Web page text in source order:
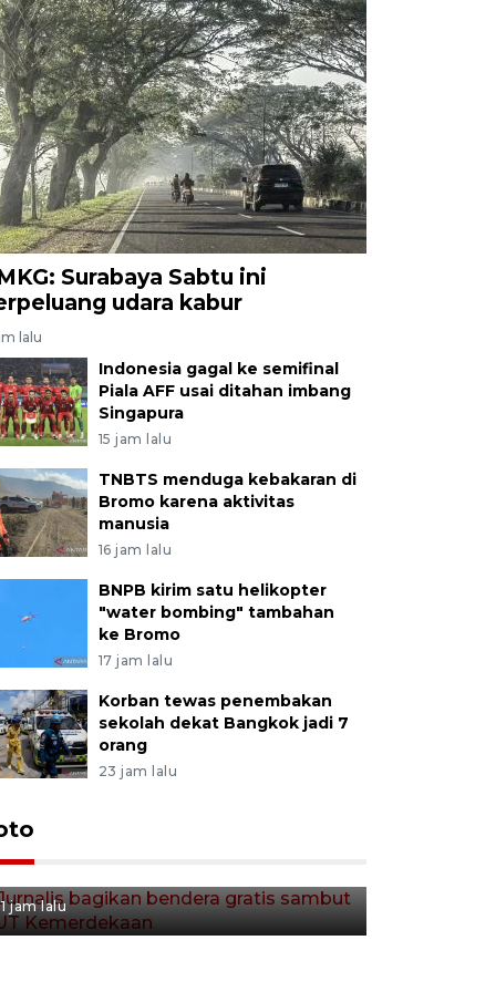
Surabaya Sabtu ini
udara kabur
lalu
Indonesia gagal ke semifinal
Piala AFF usai ditahan imbang
Singapura
15 jam lalu
TNBTS menduga kebakaran di
Bromo karena aktivitas
manusia
16 jam lalu
BNPB kirim satu helikopter
"water bombing" tambahan
ke Bromo
17 jam lalu
Korban tewas penembakan
sekolah dekat Bangkok jadi 7
orang
23 jam lalu
Jurnalis bagikan bendera
gratis sambut HUT
1 jam lalu